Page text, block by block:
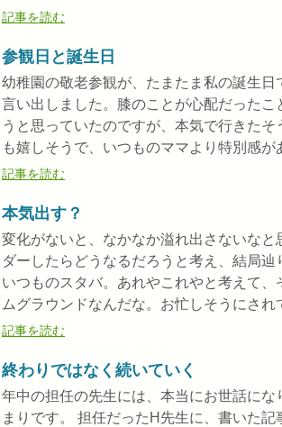
記事を読む
参観日と誕生日
幼稚園の敬老参観が、たまたま私の誕生
言い出しました。膝のことが心配だった
うと思っていたのですが、本気で行きた
も嬉しそうで、いつものママより特別感が
記事を読む
本気出す？
変化がないと、なかなか溢れ出さないな
ダーしたらどうなるだろうと考え、結局
いつものスタバ。あれやこれやと考えて
ムグラウンドなんだな。お忙しそうにされ
記事を読む
終わりではなく続いていく
年中の担任の先生には、本当にお世話に
まりです。 担任だったH先生に、書いた